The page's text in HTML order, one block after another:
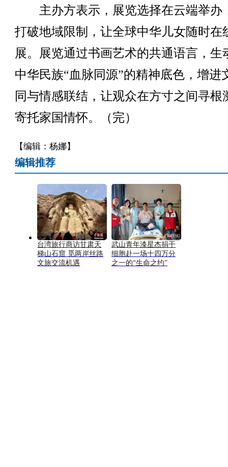
主办方表示，展览选择在云端举办
打破地域限制，让全球中华儿女随时在
展。展览通过书画艺术的共通语言，生
中华民族“血脉同源”的精神底色，增进
同与情感联结，让观众在方寸之间寻根
寄托家国情怀。（完）
【编辑：杨娜】
编辑推荐
台湾旅行商访甘肃天
梯山石窟 觅两岸丝路
文旅交流机遇
武山青年漆星杰捐干
细胞赴一场十四万分
之一的“生命之约”